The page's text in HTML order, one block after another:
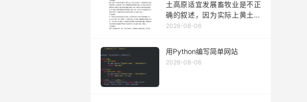
土高原适宜发展畜牧业是不正
确的叙述，因为实际上黄土高
原更适合种植业的发展而非畜
都是对北方地区农业发展情况
的准确描述或符合实际情况的
表述。因此可以确定答案为不
2026-08-06
用Python编写简单网站
2026-08-06